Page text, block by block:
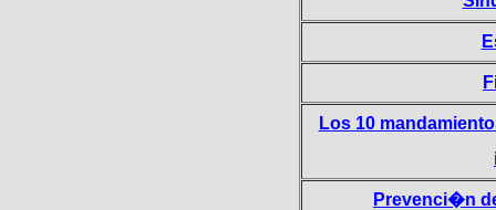
Los 10
Prevenci�n